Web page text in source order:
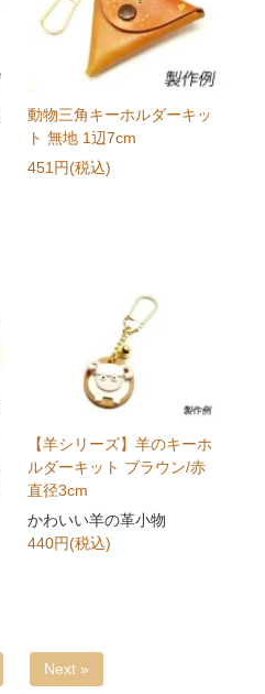
動物三角キーホルダーキッ
ト 無地 1辺7cm
451円(税込)
【羊シリーズ】羊のキーホ
ルダーキット ブラウン/赤
直径3cm
かわいい羊の革小物
440円(税込)
Next »